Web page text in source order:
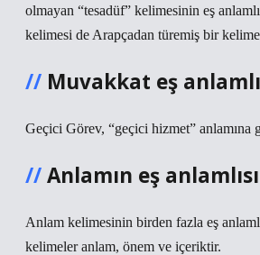
olmayan “tesadüf” kelimesinin eş
kelimesi de Arapçadan türemiş bir
Muvakkat eş
Geçici Görev, “geçici hizmet” anlamına
Anlamın eş
Anlam kelimesinin birden fazla eş
kelimeler anlam, önem ve içeriktir.